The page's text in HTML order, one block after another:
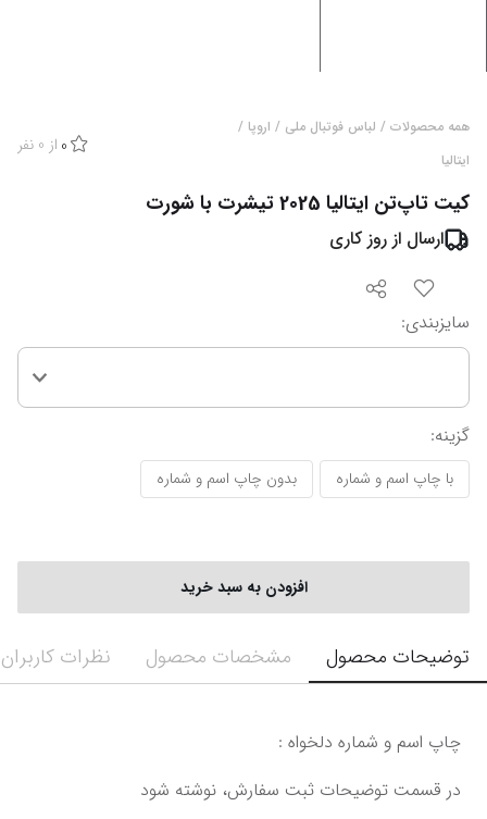
همه محصولات / لباس فوتبال ملی / اروپا /
ایتالیا
0 از 0 نفر
کیت تاپ‌تن ایتالیا 2025 تیشرت با شورت
ارسال از روز کاری
سایزبندی:
گزینه:
با چاپ اسم و شماره بدون چاپ اسم و شماره
افزودن به سبد خرید
توضیحات محصول مشخصات محصول نظرات کاربران
چاپ اسم و شماره دلخواه :
در قسمت توضیحات ثبت سفارش، نوشته شود